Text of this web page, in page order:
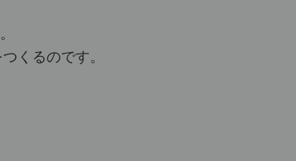
くるのです。